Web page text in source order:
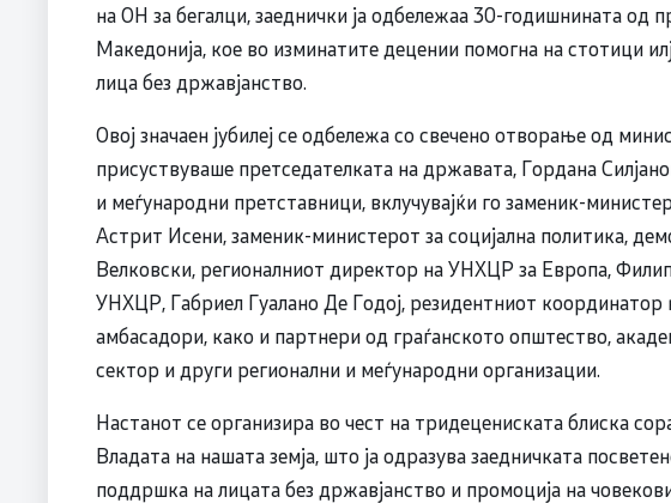
на ОН за бегалци, заеднички ја одбележаа 30-годишнината од
Македонија, кое во изминатите децении помогна на стотици
лица без државјанство.
Овој значаен јубилеј се одбележa со свечено отворање од
присуствуваше претседателката на државата, Гордана
и меѓународни претставници, вклучувајќи го заменик-
Астрит Исени, заменик-министерот за социјална политика,
Велковски, регионалниот директор на УНХЦР за Европа,
УНХЦР, Габриел Гуалано Де Годој, резидентниот координатор
амбасадори, како и партнери од граѓанското општество,
сектор и други регионални и меѓународни организации.
Настанот се организира во чест на тридецениската блиска
Владата на нашата земја, што ја одразува заедничката
поддршка на лицата без државјанство и промоција на